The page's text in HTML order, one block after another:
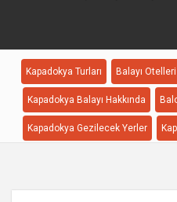
Kapadokya Turları Balayı Otelleri
Kapadokya Balayı Hakkında
Kapadokya Gezilecek Yerler